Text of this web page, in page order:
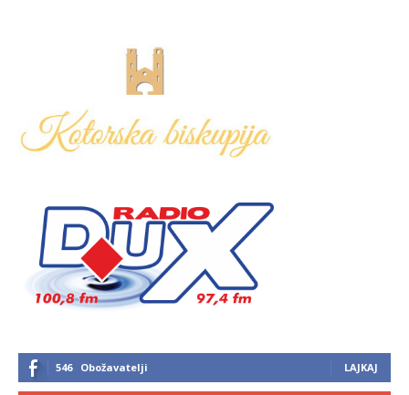
546 Obožavatelji LAJKAJ